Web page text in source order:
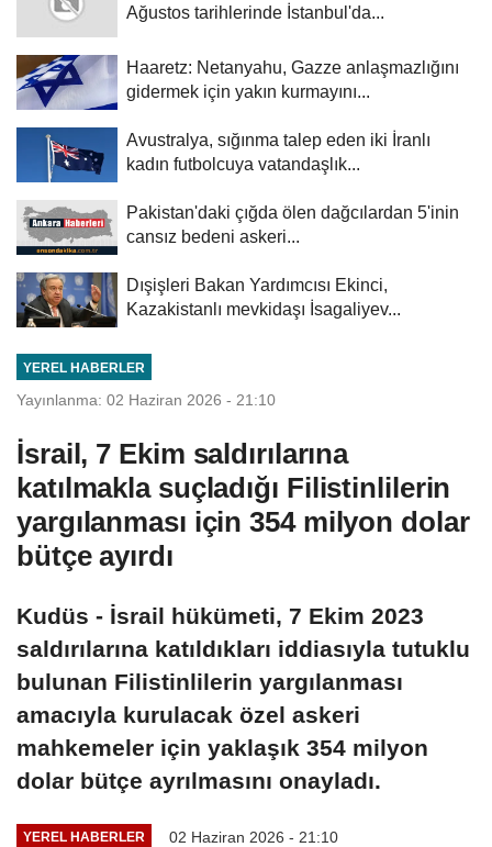
Ağustos tarihlerinde İstanbul'da...
Haaretz: Netanyahu, Gazze anlaşmazlığını
gidermek için yakın kurmayını...
Avustralya, sığınma talep eden iki İranlı
kadın futbolcuya vatandaşlık...
Pakistan'daki çığda ölen dağcılardan 5'inin
cansız bedeni askeri...
Dışişleri Bakan Yardımcısı Ekinci,
Kazakistanlı mevkidaşı İsagaliyev...
YEREL HABERLER
Yayınlanma: 02 Haziran 2026 - 21:10
İsrail, 7 Ekim saldırılarına
katılmakla suçladığı Filistinlilerin
yargılanması için 354 milyon dolar
bütçe ayırdı
Kudüs - İsrail hükümeti, 7 Ekim 2023
saldırılarına katıldıkları iddiasıyla tutuklu
bulunan Filistinlilerin yargılanması
amacıyla kurulacak özel askeri
mahkemeler için yaklaşık 354 milyon
dolar bütçe ayrılmasını onayladı.
YEREL HABERLER 02 Haziran 2026 - 21:10